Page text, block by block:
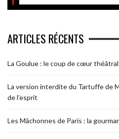
ARTICLES RÉCENTS
La Goulue : le coup de cœur théâtral
La version interdite du Tartuffe de
de l’esprit
Les Mâchonnes de Paris : la